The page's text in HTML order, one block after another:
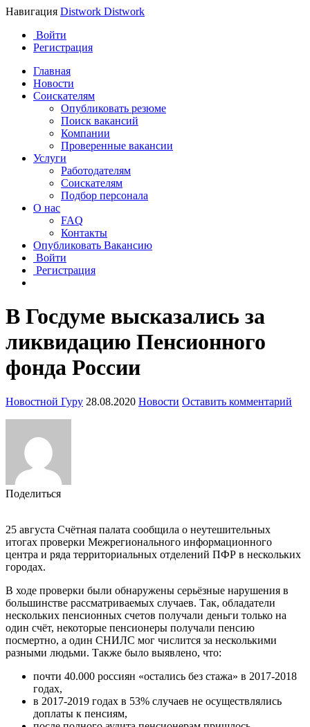
Навигация Distwork Distwork
Войти
Регистрация
Главная
Новости
Соискателям
Опубликовать резюме
Поиск вакансий
Компании
Проверенные вакансии
Услуги
Работодателям
Соискателям
Подбор персонала
О нас
FAQ
Контакты
Опубликовать Вакансию
Войти
Регистрация
В Госдуме высказались за
ликвидацию Пенсионного
фонда России
Новостной Гуру 28.08.2020 Новости Оставить комментарий
Поделиться
25 августа Счётная палата сообщила о неутешительных
итогах проверки Межрегионального информационного
центра и ряда территориальных отделений ПФР в нескольких
городах.
В ходе проверки были обнаружены серьёзные нарушения в
большинстве рассматриваемых случаев. Так, обладатели
нескольких пенсионных счетов получали деньги только на
один счёт, некоторые пенсионеры получали пенсию
посмертно, а один СНИЛС мог числится за несколькими
разными людьми. Также было выявлено, что:
почти 40.000 россиян «остались без стажа» в 2017-2018
годах,
в 2017-2019 годах в 53% случаев не осуществлялись
доплаты к пенсиям,